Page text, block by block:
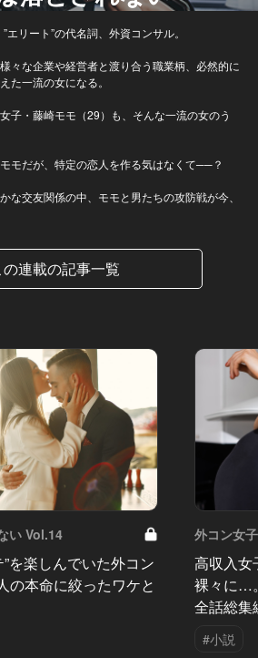
エリート”の代名詞、外資コンサル。
々な企業や経営者と渡り合う職業柄、必然的に
た一流の女になる。
子・藤崎モモ（29）も、そんな一流の女のう
モだが、特定の恋人を作る気はなくて──？
な交友関係の中、モモと男たちの攻防戦が今、
の連載の記事一覧
い Vol.14
を楽しんでいた外コン
の本命に絞ったワケと
外コン女
高収入女
裸々に…
全話総集
#小説